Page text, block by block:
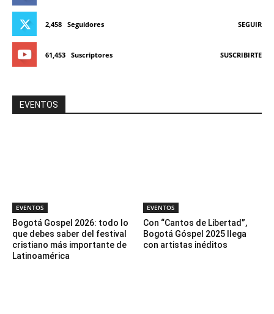
2,458 Seguidores SEGUIR
61,453 Suscriptores SUSCRIBIRTE
EVENTOS
EVENTOS
Bogotá Gospel 2026: todo lo
que debes saber del festival
cristiano más importante de
Latinoamérica
EVENTOS
Con “Cantos de Libertad”,
Bogotá Góspel 2025 llega
con artistas inéditos